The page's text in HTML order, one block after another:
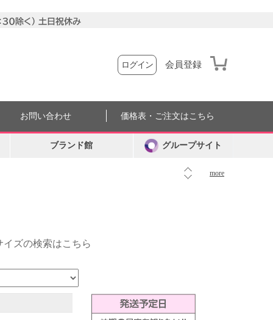
ログイン 会員登録
more
お問い合わせ 価格表・ご注文はこちら
ブランド館 グループサイト
ズの検索はこちら